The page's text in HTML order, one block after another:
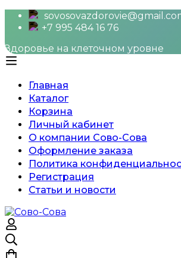
+7 995 484 16 76
Здоровье на клеточном уровне
Главная
Каталог
Корзина
Личный кабинет
О компании Сово-Сова
Оформление заказа
Политика
Регистрация
Статьи и новости